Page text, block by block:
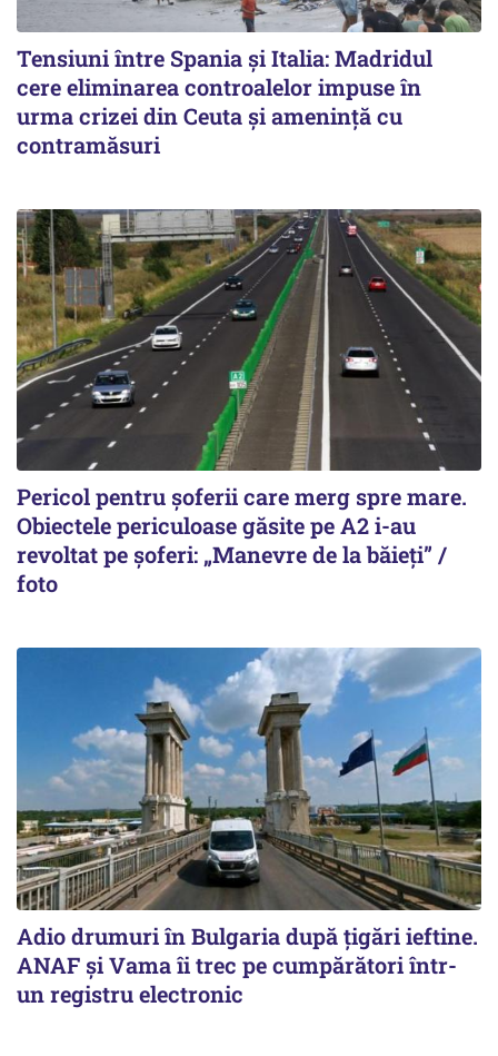
Tensiuni între Spania și Italia: Madridul
cere eliminarea controalelor impuse în
urma crizei din Ceuta și amenință cu
contramăsuri
Pericol pentru șoferii care merg spre mare.
Obiectele periculoase găsite pe A2 i-au
revoltat pe șoferi: „Manevre de la băieți” /
foto
Adio drumuri în Bulgaria după țigări ieftine.
ANAF și Vama îi trec pe cumpărători într-
un registru electronic